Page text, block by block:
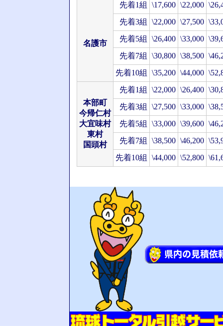
名護市
先着1組 \17,600 \22,000
先着3組
\22,000 \27,500
先着5組
\26,400 \33,000
先着7組
\30,800 \38,500
先着10組
\35,200 \44,000
本部町
今帰仁村
大宜味村
東村
国頭村
先着1組 \22,000 \26,400
先着3組
\27,500 \33,000
先着5組
\33,000 \39,600
先着7組
\38,500 \46,200
先着10組
\44,000 \52,800